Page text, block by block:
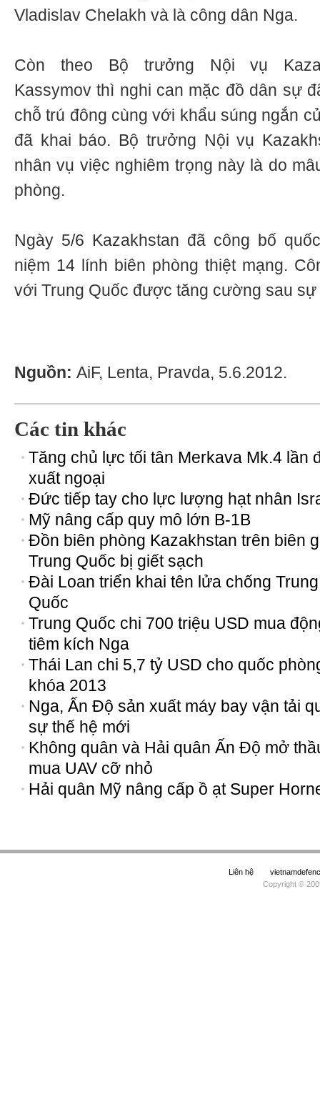
Vladislav Chelakh và là công dân Nga.
Còn theo Bộ trưởng Nội vụ
Kassymov thì nghi can mặc đồ dân sự
chỗ trú đông cùng với khẩu súng ngắn
đã khai báo. Bộ trưởng Nội vụ
nhân vụ việc nghiêm trọng này là do
phòng.
Ngày 5/6 Kazakhstan đã công bố
niệm 14 lính biên phòng thiệt mạng.
với Trung Quốc được tăng cường sau sự
Nguồn: AiF, Lenta, Pravda, 5.6.2012.
Các tin khác
Tăng chủ lực tối tân Merkava Mk.4 lần
xuất ngoại
Đức tiếp tay cho lực lượng hạt nhân
Mỹ nâng cấp quy mô lớn B-1B
Đồn biên phòng Kazakhstan trên biên
Trung Quốc bị giết sạch
Đài Loan triển khai tên lửa chống Trung
Quốc
Trung Quốc chi 700 triệu USD mua
tiêm kích Nga
Thái Lan chi 5,7 tỷ USD cho quốc
khóa 2013
Nga, Ấn Độ sản xuất máy bay vận tải
sự thế hệ mới
Không quân và Hải quân Ấn Độ mở
mua UAV cỡ nhỏ
Hải quân Mỹ nâng cấp ồ ạt Super
Liên hệ
Copyright ©